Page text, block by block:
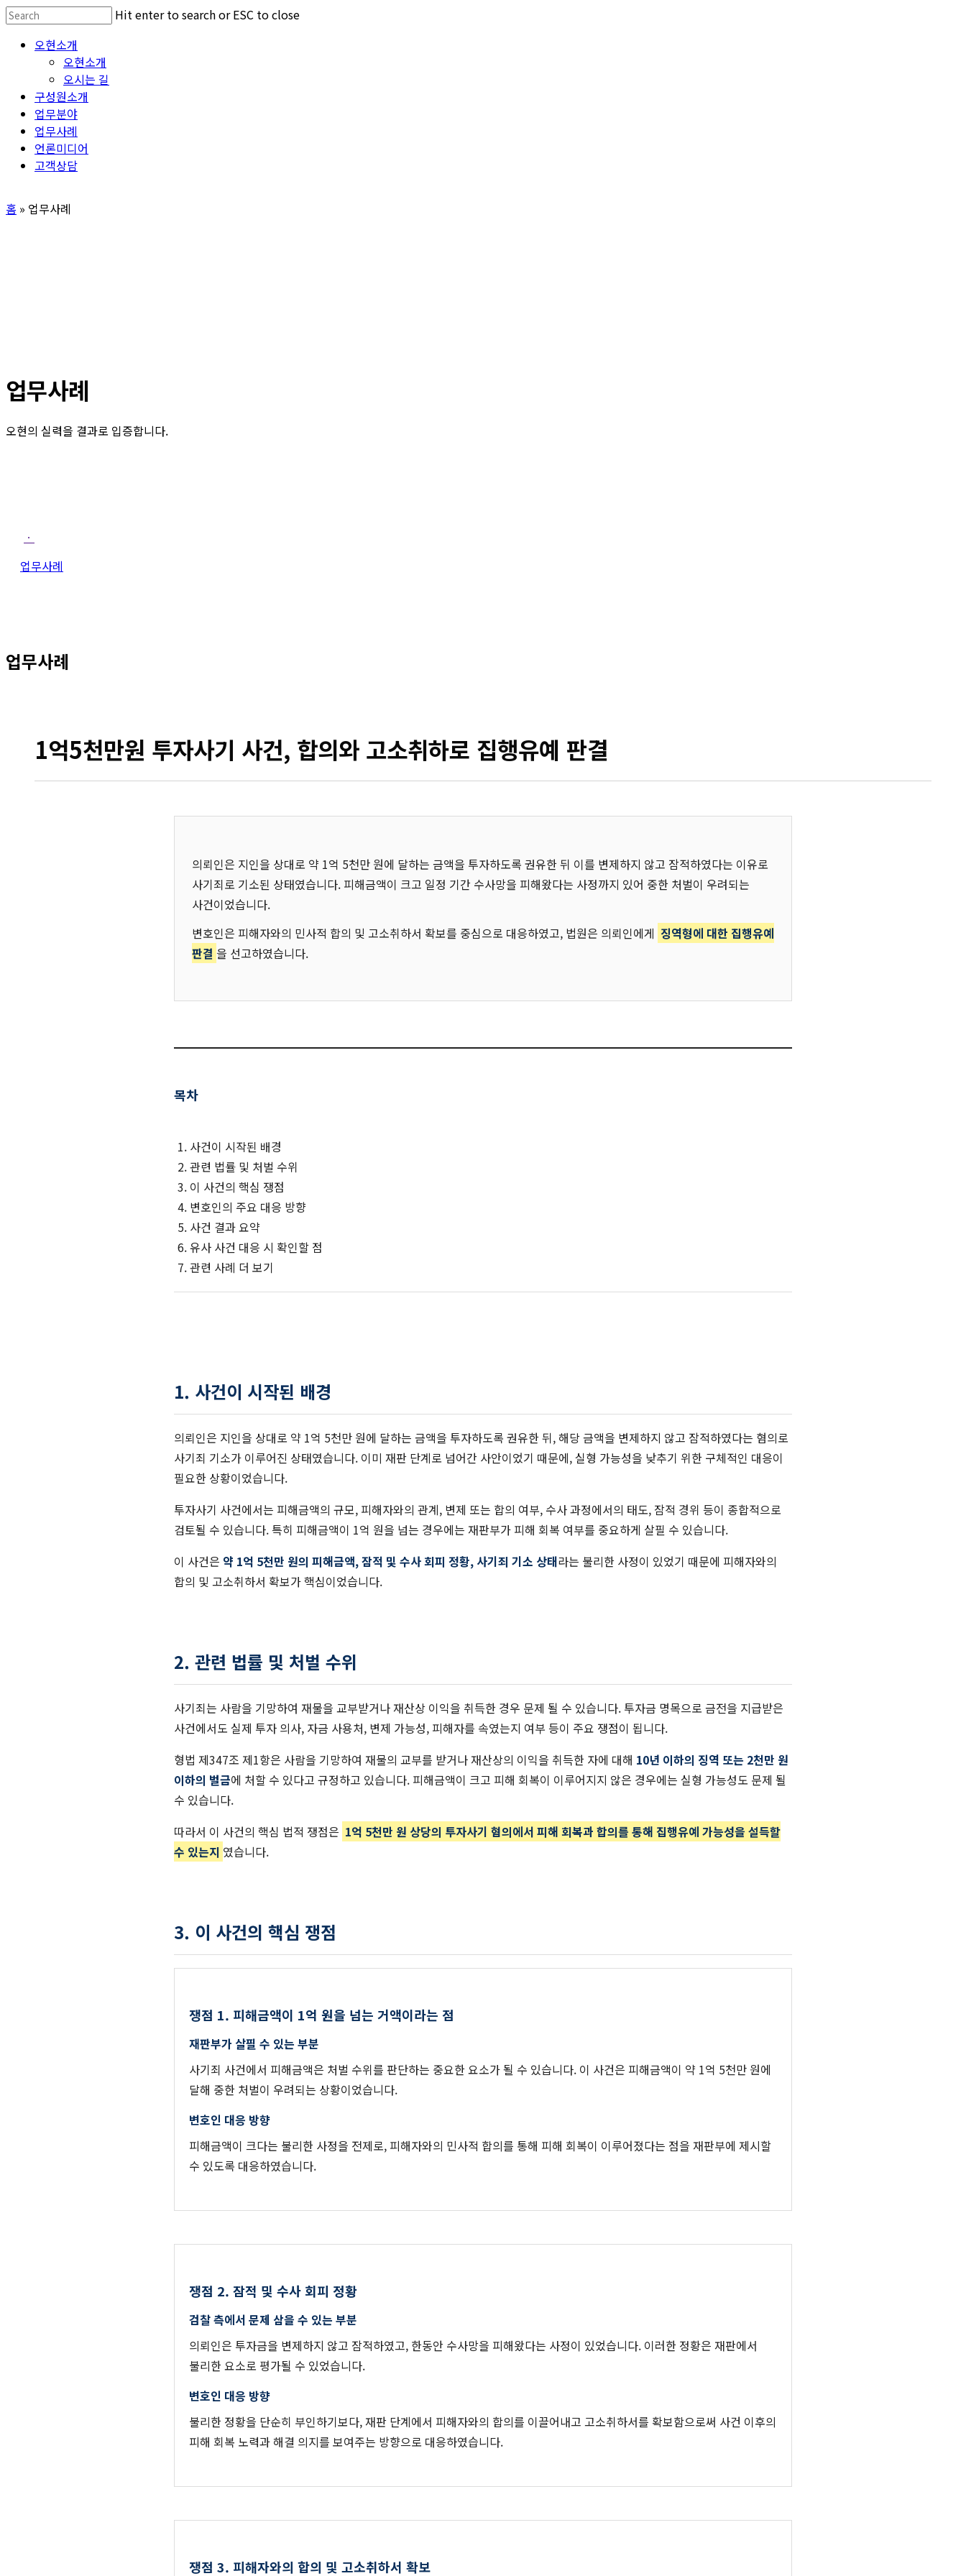
Skip
main
Hit enter to search or ESC to close
Search
Menu 오현소개
오현소개
오시는 길
구성원소개
업무분야
업무사례
언론미디어
고객상담
홈 » 업무사례
업무사례
오현의 실력을 결과로 입증합니다.
ㆍ
업무사례
업무사례
1억5천만원 투자사기 사건, 합의와 고소취하로 집행유예 판결
의뢰인은 지인을 상대로 약 1억 5천만 원에 달하는 금액을 투자하도록 권유한 뒤 이를 변제하지 않고 잠적하였다는 이유로
사기죄로 기소된 상태였습니다. 피해금액이 크고 일정 기간 수사망을 피해왔다는 사정까지 있어 중한 처벌이 우려되는
사건이었습니다.
변호인은 피해자와의 민사적 합의 및 고소취하서 확보를 중심으로 대응하였고, 법원은 의뢰인에게 징역형에 대한 집행유예
판결 을 선고하였습니다.
목차
사건이 시작된 배경
관련 법률 및 처벌 수위
이 사건의 핵심 쟁점
변호인의 주요 대응 방향
사건 결과 요약
유사 사건 대응 시 확인할 점
관련 사례 더 보기
1. 사건이 시작된 배경
의뢰인은 지인을 상대로 약 1억 5천만 원에 달하는 금액을 투자하도록 권유한 뒤, 해당 금액을 변제하지 않고 잠적하였다는 혐의로
사기죄 기소가 이루어진 상태였습니다. 이미 재판 단계로 넘어간 사안이었기 때문에, 실형 가능성을 낮추기 위한 구체적인 대응이
필요한 상황이었습니다.
투자사기 사건에서는 피해금액의 규모, 피해자와의 관계, 변제 또는 합의 여부, 수사 과정에서의 태도, 잠적 경위 등이 종합적으로
검토될 수 있습니다. 특히 피해금액이 1억 원을 넘는 경우에는 재판부가 피해 회복 여부를 중요하게 살필 수 있습니다.
이 사건은 약 1억 5천만 원의 피해금액, 잠적 및 수사 회피 정황, 사기죄 기소 상태라는 불리한 사정이 있었기 때문에 피해자와의
합의 및 고소취하서 확보가 핵심이었습니다.
2. 관련 법률 및 처벌 수위
사기죄는 사람을 기망하여 재물을 교부받거나 재산상 이익을 취득한 경우 문제 될 수 있습니다. 투자금 명목으로 금전을 지급받은
사건에서도 실제 투자 의사, 자금 사용처, 변제 가능성, 피해자를 속였는지 여부 등이 주요 쟁점이 됩니다.
형법 제347조 제1항은 사람을 기망하여 재물의 교부를 받거나 재산상의 이익을 취득한 자에 대해 10년 이하의 징역 또는 2천만 원
이하의 벌금에 처할 수 있다고 규정하고 있습니다. 피해금액이 크고 피해 회복이 이루어지지 않은 경우에는 실형 가능성도 문제 될
수 있습니다.
따라서 이 사건의 핵심 법적 쟁점은 1억 5천만 원 상당의 투자사기 혐의에서 피해 회복과 합의를 통해 집행유예 가능성을 설득할
수 있는지 였습니다.
3. 이 사건의 핵심 쟁점
쟁점 1. 피해금액이 1억 원을 넘는 거액이라는 점
재판부가 살필 수 있는 부분
사기죄 사건에서 피해금액은 처벌 수위를 판단하는 중요한 요소가 될 수 있습니다. 이 사건은 피해금액이 약 1억 5천만 원에
달해 중한 처벌이 우려되는 상황이었습니다.
변호인 대응 방향
피해금액이 크다는 불리한 사정을 전제로, 피해자와의 민사적 합의를 통해 피해 회복이 이루어졌다는 점을 재판부에 제시할
수 있도록 대응하였습니다.
쟁점 2. 잠적 및 수사 회피 정황
검찰 측에서 문제 삼을 수 있는 부분
의뢰인은 투자금을 변제하지 않고 잠적하였고, 한동안 수사망을 피해왔다는 사정이 있었습니다. 이러한 정황은 재판에서
불리한 요소로 평가될 수 있었습니다.
변호인 대응 방향
불리한 정황을 단순히 부인하기보다, 재판 단계에서 피해자와의 합의를 이끌어내고 고소취하서를 확보함으로써 사건 이후의
피해 회복 노력과 해결 의지를 보여주는 방향으로 대응하였습니다.
쟁점 3. 피해자와의 합의 및 고소취하서 확보